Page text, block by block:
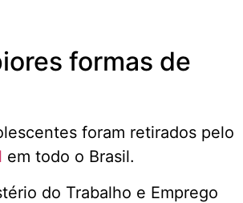
formas de
foram retirados pelo
em todo o Brasil.
do Trabalho e Emprego